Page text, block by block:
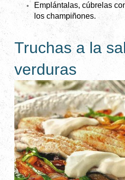
Emplántalas, cúbrelas
los champiñones.
Truchas a la
verduras